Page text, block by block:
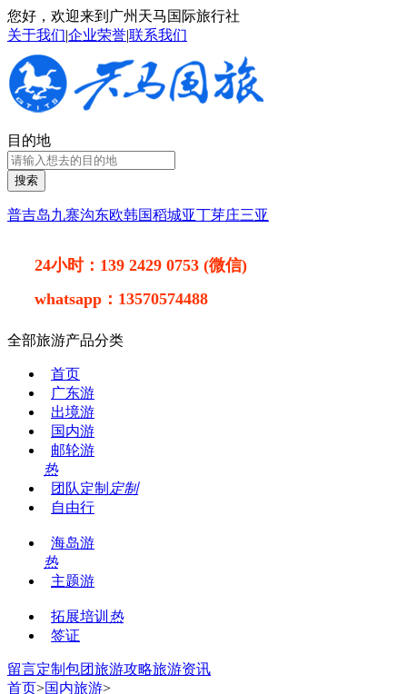
您好，欢迎来到广州天马国际旅行社
关于我们|企业荣誉|联系我们
目的地
搜索
普吉岛九寨沟东欧韩国稻城亚丁芽庄三亚
24小时： 139 2429 0753 (微信)
whatsapp： 13570574488
全部旅游产品分类
首页
广东游
出境游
国内游
邮轮游
热
团队定制 定制
自由行
海岛游
热
主题游
拓展培训 热
签证
留言定制包团旅游攻略旅游资讯
首页>国内旅游>